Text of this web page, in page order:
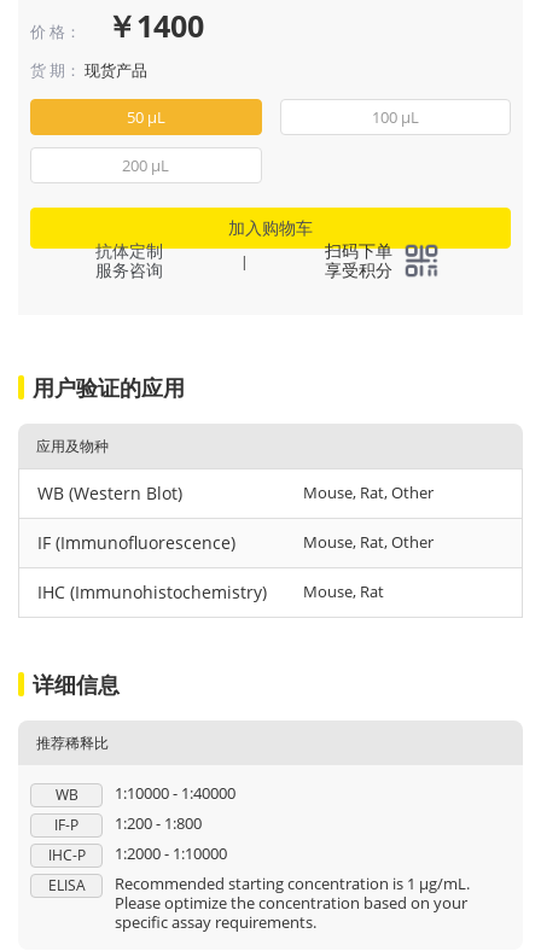
价 格： ￥1400
货 期： 现货产品
50 μL 100 μL
200 μL
加入购物车
抗体定制
服务咨询
|
扫码下单
享受积分
用户验证的应用
应用及物种
WB (Western Blot) Mouse, Rat, Other
IF (Immunofluorescence) Mouse, Rat, Other
IHC (Immunohistochemistry) Mouse, Rat
详细信息
推荐稀释比
WB 1:10000 - 1:40000
IF-P 1:200 - 1:800
IHC-P 1:2000 - 1:10000
ELISA
Recommended starting concentration is 1 μg/mL.
Please optimize the concentration based on your
specific assay requirements.